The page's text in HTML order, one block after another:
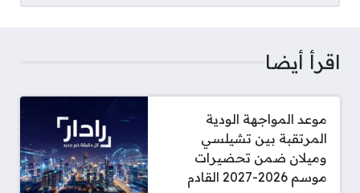
اقرأ أيضا
موعد المواجهة الودية
المرتقبة بين تشيلسي
وميلان ضمن تحضيرات
موسم 2026-2027 القادم